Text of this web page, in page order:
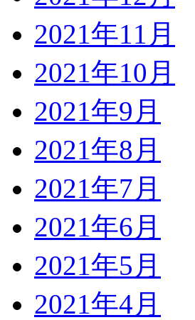
2021年11月
2021年10月
2021年9月
2021年8月
2021年7月
2021年6月
2021年5月
2021年4月